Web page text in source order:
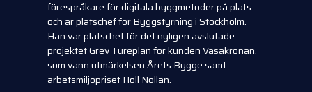
förespråkare för digitala byggmetoder på plats
och är platschef för Byggstyrning i Stockholm.
Han var platschef för det nyligen avslutade
projektet Grev Tureplan för kunden Vasakronan,
som vann utmärkelsen Årets Bygge samt
arbetsmiljöpriset Holl Nollan.